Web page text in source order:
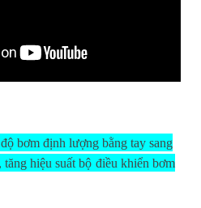
bơm định lượng bằng tay sang
hiệu suất bộ điều khiển bơm